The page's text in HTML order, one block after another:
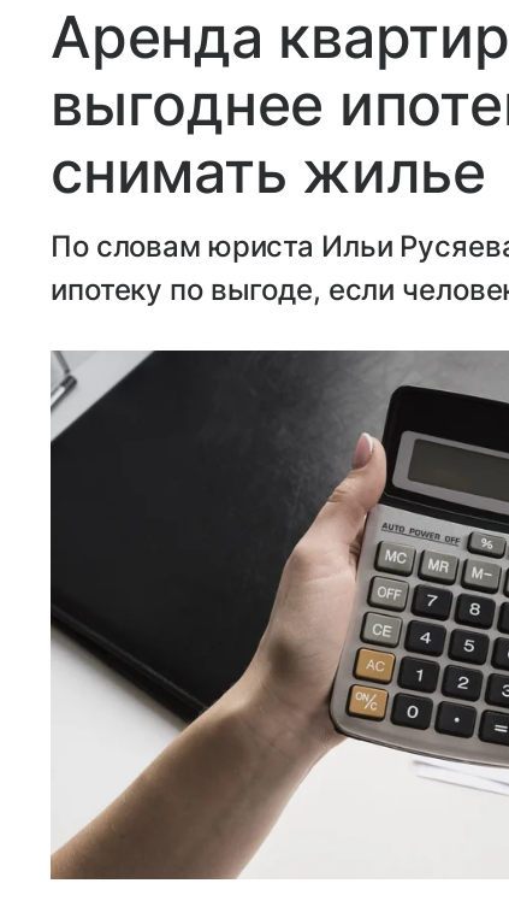
Аренда
выгоднее
снимать жилье
По словам юриста Ильи
ипотеку по выгоде, если